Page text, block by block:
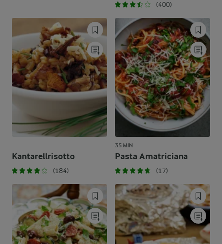
(400)
Kantarellrisotto
(184)
35 MIN
Pasta Amatriciana
(17)